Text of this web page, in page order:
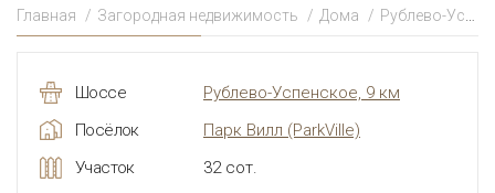
Главная Загородная недвижимость Дома Рублево-Успенское
Шоссе
Рублево-Успенское, 9 км
Посёлок
Парк Вилл (ParkVille)
Участок
32 сот.